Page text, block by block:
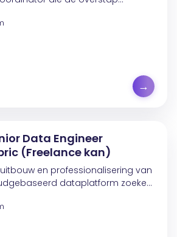
architectuur. Het project omvat
→
Data Engineer
(Freelance kan)
en professionalisering van
dataplatform zoeken
oplossingen ontwerpt, bouwt